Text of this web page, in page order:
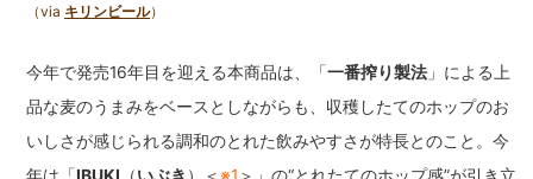
（via キリンビール）
今年で発売16年目を迎える本商品は、「一番搾り製法 」による上
品な麦のうまみをベースとしながらも、収穫したてのホップのお
いしさが感じられる調和のとれた飲みやすさが特長とのこと。今